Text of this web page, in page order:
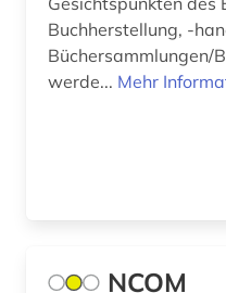
Buchherstellung, -
Büchersammlungen/
werde... Mehr
NCOM